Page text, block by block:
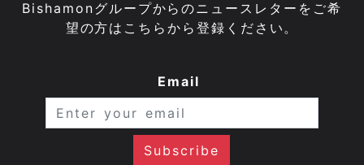
Bishamonグループからのニュースレターをご希
望の方はこちらから登録ください。
Email